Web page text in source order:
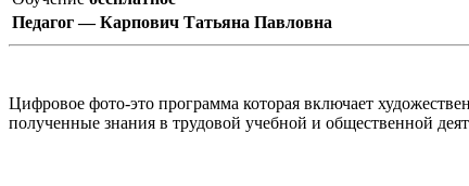
Педагог — Карпович Татьяна Павловна
Цифровое фото-это программа которая включает
полученные знания в трудовой учебной и общественной